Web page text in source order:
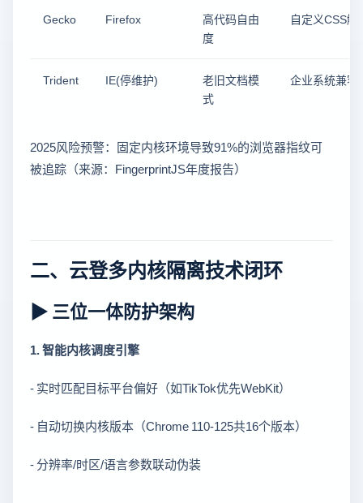
Gecko Firefox
高代码自由
度
自定义CSS解
Trident IE(停维护)
老旧文档模
式
企业系统兼容
2025风险预警：固定内核环境导致91%的浏览器指纹可
被追踪（来源：FingerprintJS年度报告）
二、云登多内核隔离技术闭环
▶ 三位一体防护架构
1. 智能内核调度引擎
- 实时匹配目标平台偏好（如TikTok优先WebKit）
- 自动切换内核版本（Chrome 110-125共16个版本）
- 分辨率/时区/语言参数联动伪装